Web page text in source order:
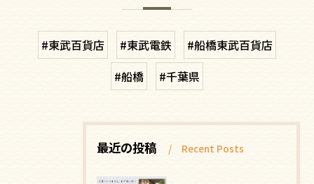
#東武百貨店 #東武電鉄
#船橋東武百貨店
#船橋
#千葉県
最近の投稿 Recent Posts